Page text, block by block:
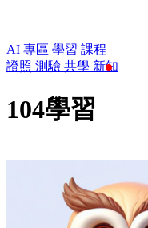
AI 專區 學習 課程
證照 測驗 共學 新知
104學習